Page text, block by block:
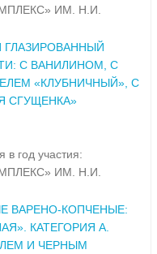
ИМ. Н.И.
С ВАНИЛИНОМ, С
«КЛУБНИЧНЫЙ», С
СГУЩЕНКА»
в год участия:
ИМ. Н.И.
ВАРЕНО-КОПЧЕНЫЕ:
КАТЕГОРИЯ А.
И ЧЕРНЫМ